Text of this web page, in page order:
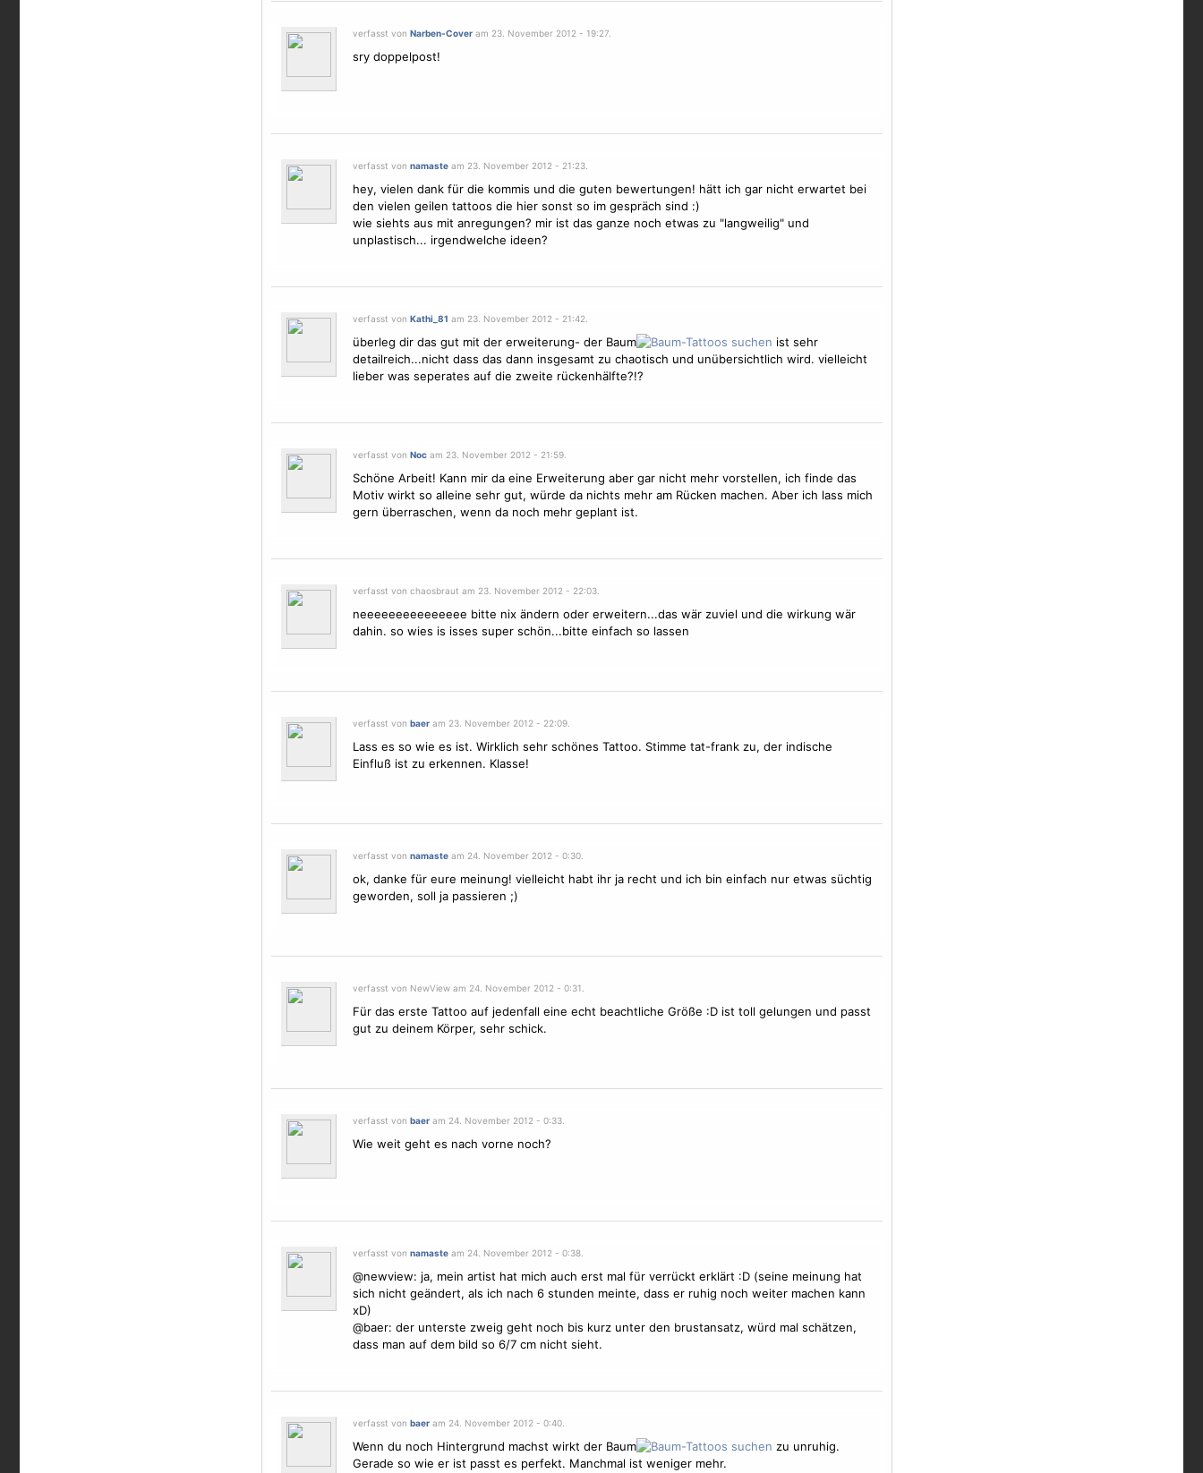
verfasst von Narben-Coveram 23. November 2012 - 19:27.
sry doppelpost!
verfasst von namasteam 23. November 2012 - 21:23.
hey, vielen dank für die kommis und die guten bewertungen! hätt ich gar nicht erwartet bei
den vielen geilen tattoos die hier sonst so im gespräch sind :)
wie siehts aus mit anregungen? mir ist das ganze noch etwas zu "langweilig" und
unplastisch... irgendwelche ideen?
verfasst von Kathi_81 am 23. November 2012 - 21:42.
überleg dir das gut mit der erweiterung- der Baum
ist sehr
detailreich...nicht dass das dann insgesamt zu chaotisch und unübersichtlich wird. vielleicht
lieber was seperates auf die zweite rückenhälfte?!?
verfasst von Nocam 23. November 2012 - 21:59.
Schöne Arbeit! Kann mir da eine Erweiterung aber gar nicht mehr vorstellen, ich finde das
Motivwirkt so alleine sehr gut, würde da nichts mehr am Rücken machen. Aber ich lass mich
gern überraschen, wenn da noch mehr geplant ist.
verfasst von chaosbraut am 23. November 2012 - 22:03.
neeeeeeeeeeeeeee bitte nix ändern oder erweitern...das wär zuviel und die wirkung wär
dahin. so wies is isses super schön...bitte einfach so lassen
verfasst von baeram 23. November 2012 - 22:09.
Lass es so wie es ist. Wirklich sehr schönes Tattoo. Stimme tat-frank zu, der indische
Einfluß ist zu erkennen. Klasse!
verfasst von namasteam 24. November 2012 - 0:30.
ok, danke für eure meinung! vielleicht habt ihr ja recht und ich bin einfach nur etwas süchtig
geworden, soll ja passieren ;)
verfasst von NewView am 24. November 2012 - 0:31.
Für das erste Tattoo auf jedenfall eine echt beachtliche Größe :D ist toll gelungen und passt
gut zu deinem Körper, sehr schick.
verfasst von baeram 24. November 2012 - 0:33.
Wie weit geht es nach vorne noch?
verfasst von namasteam 24. November 2012 - 0:38.
@newview: ja, mein artist hat mich auch erst mal für verrückt erklärt :D (seine meinung hat
sich nicht geändert, als ich nach 6 stunden meinte, dass er ruhig noch weiter machen kann
xD)
@baer: der unterste zweig geht noch bis kurz unter den brustansatz, würd mal schätzen,
dass man auf dem bild so 6/7 cm nicht sieht.
verfasst von baeram 24. November 2012 - 0:40.
Wenn du noch Hintergrund machst wirkt der Baum
zu unruhig.
Gerade so wie er ist passt es perfekt. Manchmal ist weniger mehr.